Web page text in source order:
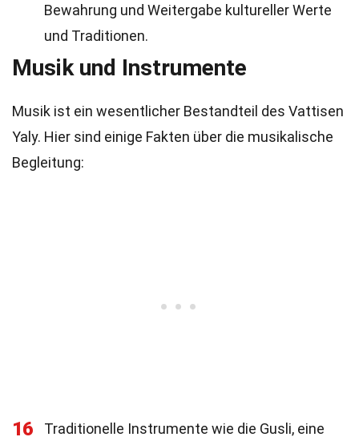
Bewahrung und Weitergabe kultureller Werte
und Traditionen.
Musik und Instrumente
Musik ist ein wesentlicher Bestandteil des Vattisen
Yaly. Hier sind einige Fakten über die musikalische
Begleitung:
16
Traditionelle Instrumente wie die Gusli, eine